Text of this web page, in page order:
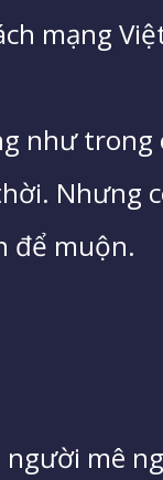
mạng
như
Nhưng
để muộn.
mê